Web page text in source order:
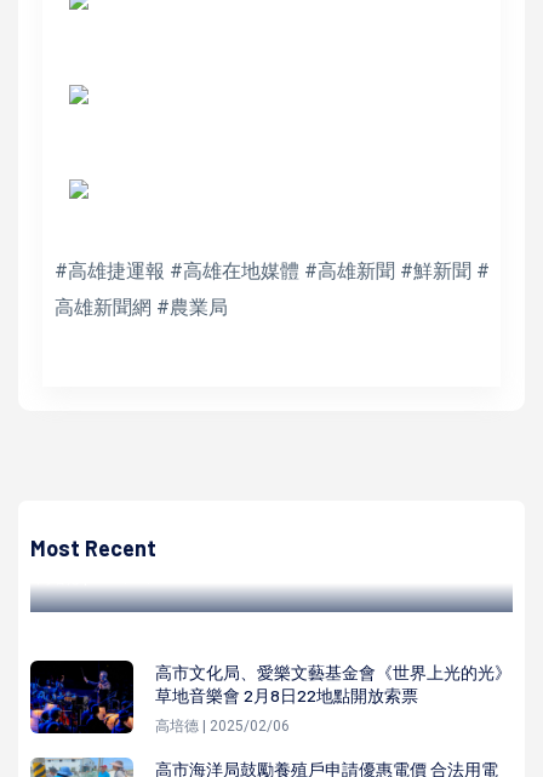
#高雄捷運報 #高雄在地媒體 #高雄新聞 #鮮新聞 #
高雄新聞網 #農業局
Most Recent
品同步推折扣優惠
高市文化局、愛樂文藝基金會《世界上光的光》
草地音樂會 2月8日22地點開放索票
高培德 | 2025/02/06
高市海洋局鼓勵養殖戶申請優惠電價 合法用電